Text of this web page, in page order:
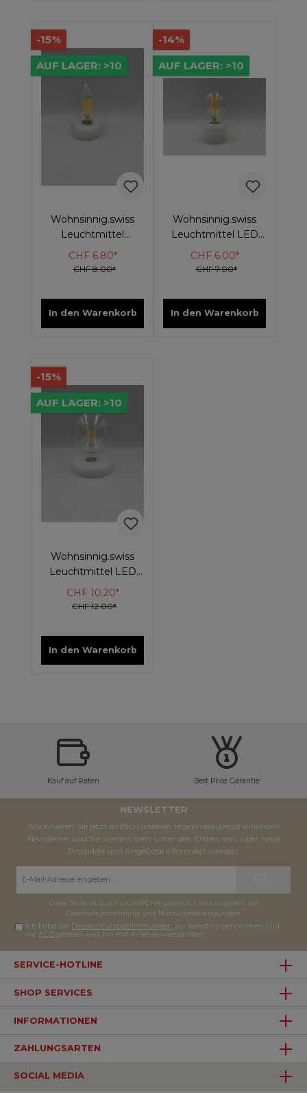
-15%
AUF LAGER: >10
Wohnsinnig.swiss
Leuchtmittel
Kerzenform E14 LED
CHF 6.80*
CHF 8.00*
In den Warenkorb
-14%
AUF LAGER: >10
Wohnsinnig.swiss
Leuchtmittel LED
rund E14
CHF 6.00*
CHF 7.00*
In den Warenkorb
-15%
AUF LAGER: >10
Wohnsinnig.swiss
Leuchtmittel LED
Rund E27 Dimmbar
CHF 10.20*
CHF 12.00*
In den Warenkorb
Kauf auf Raten Best Price Garantie
NEWSLETTER
Abonnieren Sie jetzt einfach unseren regelmässig erscheinenden
Newsletter und Sie werden stets unter den Ersten sein, über neue
Produkte und Angebote informiert werden.
Diese Seite ist durch reCAPTCHA geschützt und es gelten die
Datenschutzrichtlinie und Nutzungsbedingungen
Ich habe die Datenschutzbestimmungen zur Kenntnis genommen und
dieAGB gelesen und bin mit ihnen einverstanden.
SERVICE-HOTLINE
SHOP SERVICES
INFORMATIONEN
ZAHLUNGSARTEN
SOCIAL MEDIA